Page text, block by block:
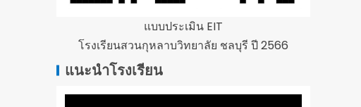
แบบประเมิน EIT
โรงเรียนสวนกุหลาบวิทยาลัย ชลบุรี ปี 2566
แนะนำโรงเรียน